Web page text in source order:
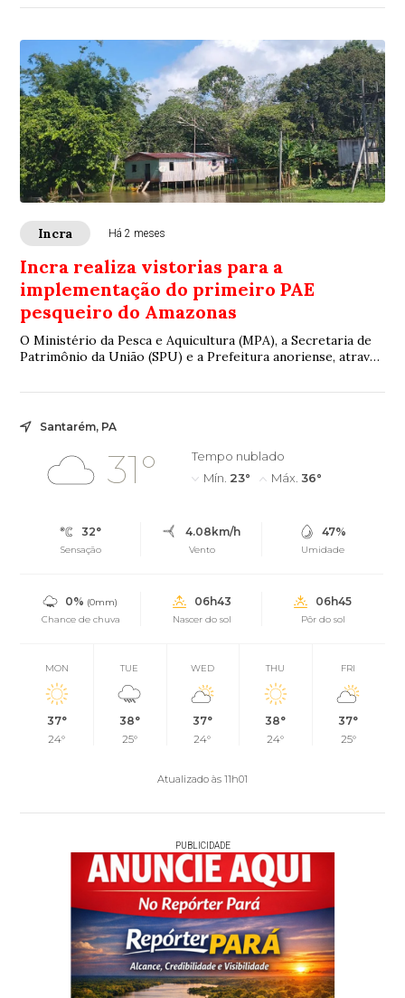
Incra Há 2 meses
Incra realiza vistorias para a
implementação do primeiro PAE
pesqueiro do Amazonas
O Ministério da Pesca e Aquicultura (MPA), a Secretaria de
Patrimônio da União (SPU) e a Prefeitura anoriense, através
Incra para a garantia da implementação do PAE.
Santarém, PA
31°
Tempo nublado
Mín. 23° Máx. 36°
32°
Sensação
4.08km/h
Vento
47%
Umidade
0% (0mm)
Chance de chuva
06h43
Nascer do sol
06h45
Pôr do sol
MON
37°
24°
TUE
38°
25°
WED
37°
24°
THU
38°
24°
FRI
37°
25°
Atualizado às 11h01
PUBLICIDADE